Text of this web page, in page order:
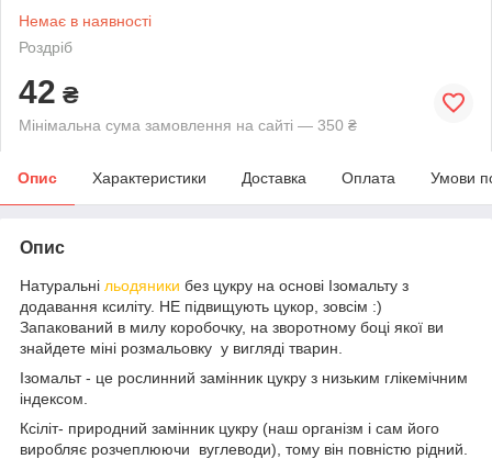
Немає в наявності
Роздріб
42 ₴
Мінімальна сума замовлення на сайті — 350 ₴
Опис Характеристики Доставка Оплата Умови
Опис
Натуральні льодяники без цукру на основі Ізомальту з
додавання ксиліту. НЕ підвищують цукор, зовсім :)
Запакований в милу коробочку, на зворотному боці якої ви
знайдете міні розмальовку у вигляді тварин.
Ізомальт - це рослинний замінник цукру з низьким глікемічним
індексом.
Ксіліт- природний замінник цукру (наш організм і сам його
виробляє розчеплюючи вуглеводи), тому він повністю рідний.